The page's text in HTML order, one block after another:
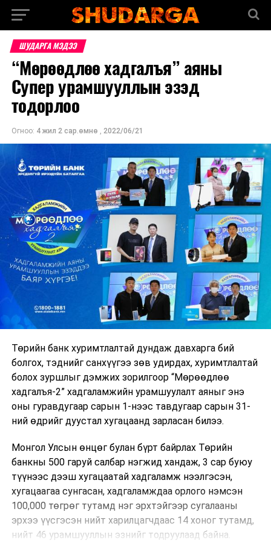
ШУДАРГА МЭДЭЭ
“Мөрөөдлөө хадгалъя” аяны
Супер урамшууллын эзэд
тодорлоо
Огноо: 4 жил 2 сар.өмнө , 2022/06/21
Төрийн банк хуримтлалтай дундаж давхарга бий
болгох, тэднийг санхүүгээ зөв удирдах, хуримтлалтай
болох зуршлыг дэмжих зорилгоор “Мөрөөдлөө
хадгалъя-2” хадгаламжийн урамшуулалт аяныг энэ
оны гуравдугаар сарын 1-нээс тавдугаар сарын 31-
ний өдрийг дуустал хугацаанд зарласан билээ.
Монгол Улсын өнцөг булан бүрт байрлах Төрийн
банкны 500 гаруй салбар нэгжид хандаж, 3 сар буюу
түүнээс дээш хугацаатай хадгаламж нээлгэсэн,
хугацаагаа сунгасан, хадгаламждаа орлого нэмсэн
100,000 төгрөг тутамд нэг эрхтэйгээр сугалааны
эрхээ үүсгэсэн нийт харилцагчдаас 14 хоног тутамд,
нийт 46 урамшууллын эзнийг тодруулаад байна.